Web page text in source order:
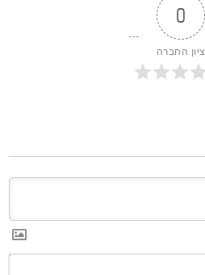
0
ציון החברה